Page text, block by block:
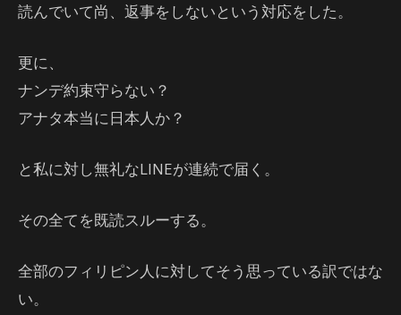
読んでいて尚、返事をしないという対応をした。
更に、
ナンデ約束守らない？
アナタ本当に日本人か？
と私に対し無礼なLINEが連続で届く。
その全てを既読スルーする。
全部のフィリピン人に対してそう思っている訳ではな
い。